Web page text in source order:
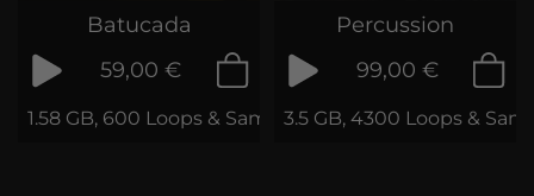
Batucada
59,00 €
1.58 GB, 600 Loops & Samples
Percussion
99,00 €
3.5 GB, 4300 Loops &